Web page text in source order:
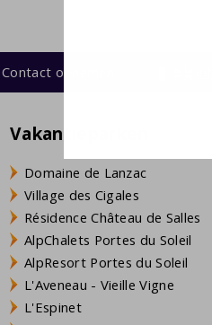
Contact opnemen:
Vakantieparken
Domaine de Lanzac
Village des Cigales
Résidence Château de Salles
AlpChalets Portes du Soleil
AlpResort Portes du Soleil
L'Aveneau - Vieille Vigne
L'Espinet